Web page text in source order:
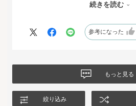
することが出来ました。最初に注文したも
は、生地もデザインも大満足、これから長
続きを読む
参考になった
もっと見る
絞り込み